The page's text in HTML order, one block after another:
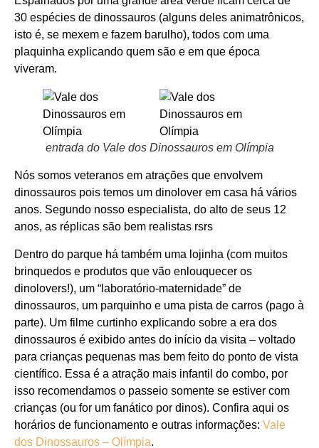
30 espécies de dinossauros (alguns deles animatrônicos,
isto é, se mexem e fazem barulho), todos com uma
plaquinha explicando quem são e em que época
viveram.
entrada do Vale dos Dinossauros em Olímpia
Nós somos veteranos em atrações que envolvem
dinossauros pois temos um dinolover em casa há vários
anos. Segundo nosso especialista, do alto de seus 12
anos, as réplicas são bem realistas rsrs
Dentro do parque há também uma lojinha (com muitos
brinquedos e produtos que vão enlouquecer os
dinolovers!), um “laboratório-maternidade” de
dinossauros, um parquinho e uma pista de carros (pago à
parte). Um filme curtinho explicando sobre a era dos
dinossauros é exibido antes do início da visita – voltado
para crianças pequenas mas bem feito do ponto de vista
científico. Essa é a atração mais infantil do combo, por
isso recomendamos o passeio somente se estiver com
crianças (ou for um fanático por dinos). Confira aqui os
horários de funcionamento e outras informações: Vale
dos Dinossauros – Olímpia.